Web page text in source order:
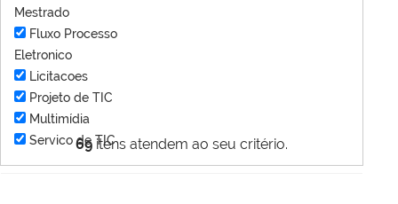
69 itens atendem ao seu critério.
Mestrado
Fluxo Processo
Eletronico
Licitacoes
Projeto de TIC
Multimídia
Servico de TIC